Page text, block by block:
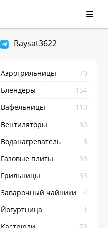
Baysat3622
Аэрогрильницы
70
Блендеры
154
Вафельницы
110
Вентиляторы
30
Воданагреватель
3
Газовые плиты
33
Грильницы
33
Заварочный чайники
4
Йогуртница
1